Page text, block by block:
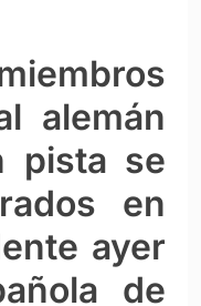
alemán
pista se
en
ayer
de